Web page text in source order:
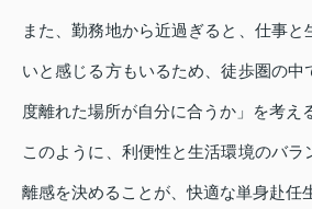
また、勤務地から近過ぎると、仕事と
いと感じる方もいるため、徒歩圏の中
度離れた場所が自分に合うか」を考え
このように、利便性と生活環境のバラ
離感を決めることが、快適な単身赴任